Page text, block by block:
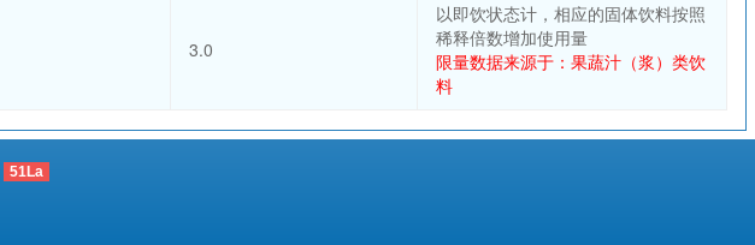
3.0
以即饮状态计，相应的固体饮料按照
稀释倍数增加使用量
限量数据来源于：果蔬汁（浆）类饮
料
51La